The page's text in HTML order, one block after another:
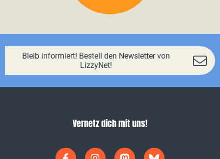
Bleib informiert! Bestell den Newsletter von
LizzyNet!
Vernetz dich mit uns!